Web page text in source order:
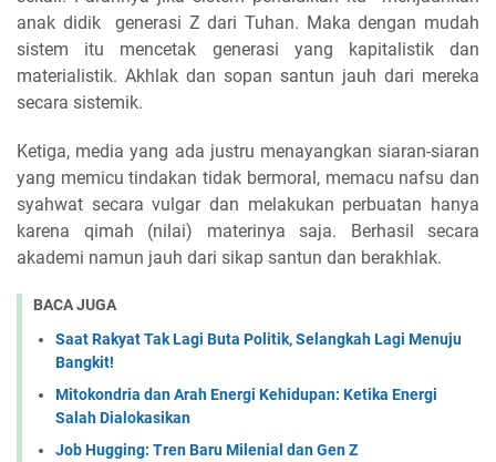
anak didik generasi Z dari Tuhan. Maka dengan mudah
sistem itu mencetak generasi yang kapitalistik dan
materialistik. Akhlak dan sopan santun jauh dari mereka
secara sistemik.
Ketiga, media yang ada justru menayangkan siaran-siaran
yang memicu tindakan tidak bermoral, memacu nafsu dan
syahwat secara vulgar dan melakukan perbuatan hanya
karena qimah (nilai) materinya saja. Berhasil secara
akademi namun jauh dari sikap santun dan berakhlak.
BACA JUGA
Saat Rakyat Tak Lagi Buta Politik, Selangkah Lagi Menuju
Bangkit!
Mitokondria dan Arah Energi Kehidupan: Ketika Energi
Salah Dialokasikan
Job Hugging: Tren Baru Milenial dan Gen Z